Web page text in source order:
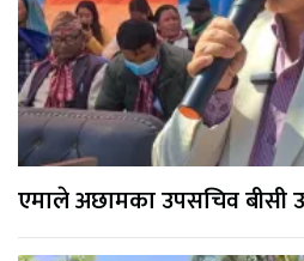
एमाले अछामका उपसचिव बीसी